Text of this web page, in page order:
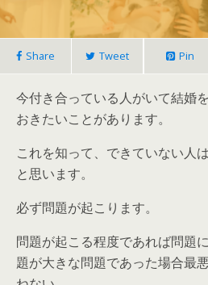
Share Tweet Pin
今付き合っている人がいて結婚
おきたいことがあります。
これを知って、できていない人
と思います。
必ず問題が起こります。
問題が起こる程度であれば問題
題が大きな問題であった場合最